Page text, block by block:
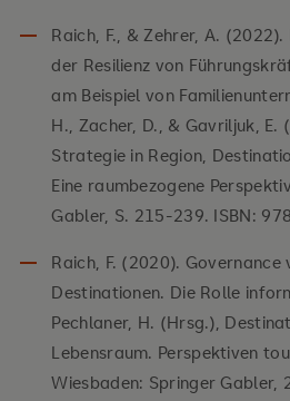
Raich, F., & Zehrer, A.
der Resilienz von
am Beispiel von
H., Zacher, D., & Gavriljuk, E.
Strategie in Region,
Eine raumbezogene
Gabler, S. 215-239. ISBN:
Raich, F. (2020).
Destinationen. Die Rolle
Pechlaner, H. (Hrsg.),
Lebensraum. Perspektiven
Wiesbaden: Springer Gabler,